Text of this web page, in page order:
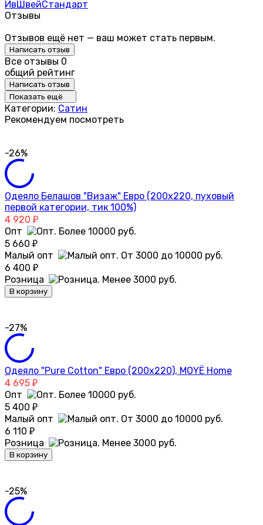
ИвШвейСтандарт
Отзывы
Отзывов ещё нет — ваш может стать первым.
Написать отзыв
Все отзывы 0
общий рейтинг
Написать отзыв
Показать ещё
Категории: Сатин
Рекомендуем посмотреть
-26%
Одеяло Белашов "Визаж" Евро (200х220, пуховый
первой категории, тик 100%)
4 920 ₽
Опт
5 660 ₽
Малый опт
6 400 ₽
Розница
В корзину
-27%
Одеяло "Pure Cotton" Евро (200х220), MOYЁ Home
4 695 ₽
Опт
5 400 ₽
Малый опт
6 110 ₽
Розница
В корзину
-25%